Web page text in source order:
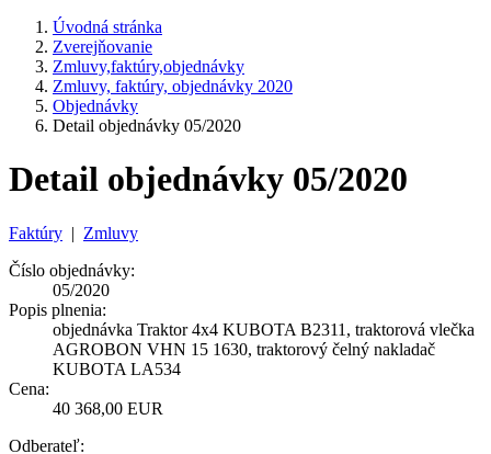
Úvodná stránka
Zverejňovanie
Zmluvy,faktúry,objednávky
Zmluvy, faktúry, objednávky 2020
Objednávky
Detail objednávky 05/2020
Detail objednávky 05/2020
Faktúry | Zmluvy
Číslo objednávky:
05/2020
Popis plnenia:
objednávka Traktor 4x4 KUBOTA B2311, traktorová vlečka
AGROBON VHN 15 1630, traktorový čelný nakladač
KUBOTA LA534
Cena:
40 368,00 EUR
Odberateľ: